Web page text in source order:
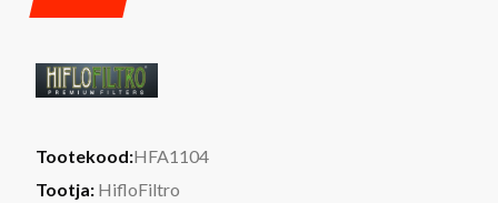
Tootekood:HFA1104
Tootja: HifloFiltro